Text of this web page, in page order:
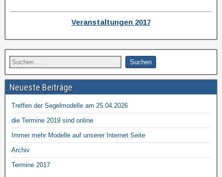
Veranstaltungen 2017
Neueste Beiträge
Treffen der Segelmodelle am 25.04.2026
die Termine 2019 sind online
Immer mehr Modelle auf unserer Internet Seite
Archiv
Termine 2017